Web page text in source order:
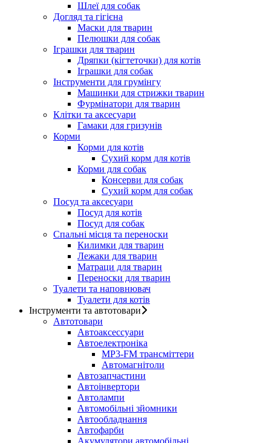
Шлеї для собак
Догляд та гігієна
Маски для тварин
Пелюшки для собак
Іграшки для тварин
Дряпки (кігтеточки) для котів
Іграшки для собак
Інструменти для грумінгу
Машинки для стрижки тварин
Фурмінатори для тварин
Клітки та аксесуари
Гамаки для гризунів
Корми
Корми для котів
Сухий корм для котів
Корми для собак
Консерви для собак
Сухий корм для собак
Посуд та аксесуари
Посуд для котів
Посуд для собак
Спальні місця та переноски
Килимки для тварин
Лежаки для тварин
Матраци для тварин
Переноски для тварин
Туалети та наповнювач
Туалети для котів
Інструменти та автотовари
Автотовари
Автоаксессуари
Автоелектроніка
MP3-FM трансміттери
Автомагнітоли
Автозапчастини
Автоінвертори
Автолампи
Автомобільні зйомники
Автообладнання
Автофарби
Акумулятори автомобільні